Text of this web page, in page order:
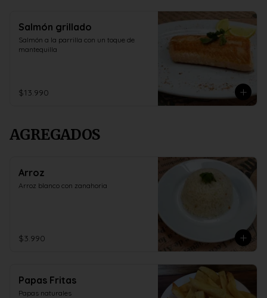
Salmón grillado
Salmón a la parrilla con un toque de
mantequilla
$13.990
AGREGADOS
Arroz
Arroz blanco con zanahoria
$3.990
Papas Fritas
Papas naturales